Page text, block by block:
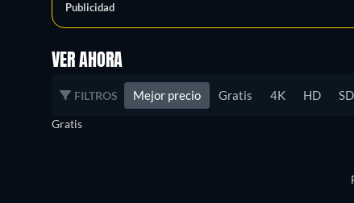
Publicidad
VER AHORA
FILTROS Mejor precio Gratis 4K HD SD
Gratis